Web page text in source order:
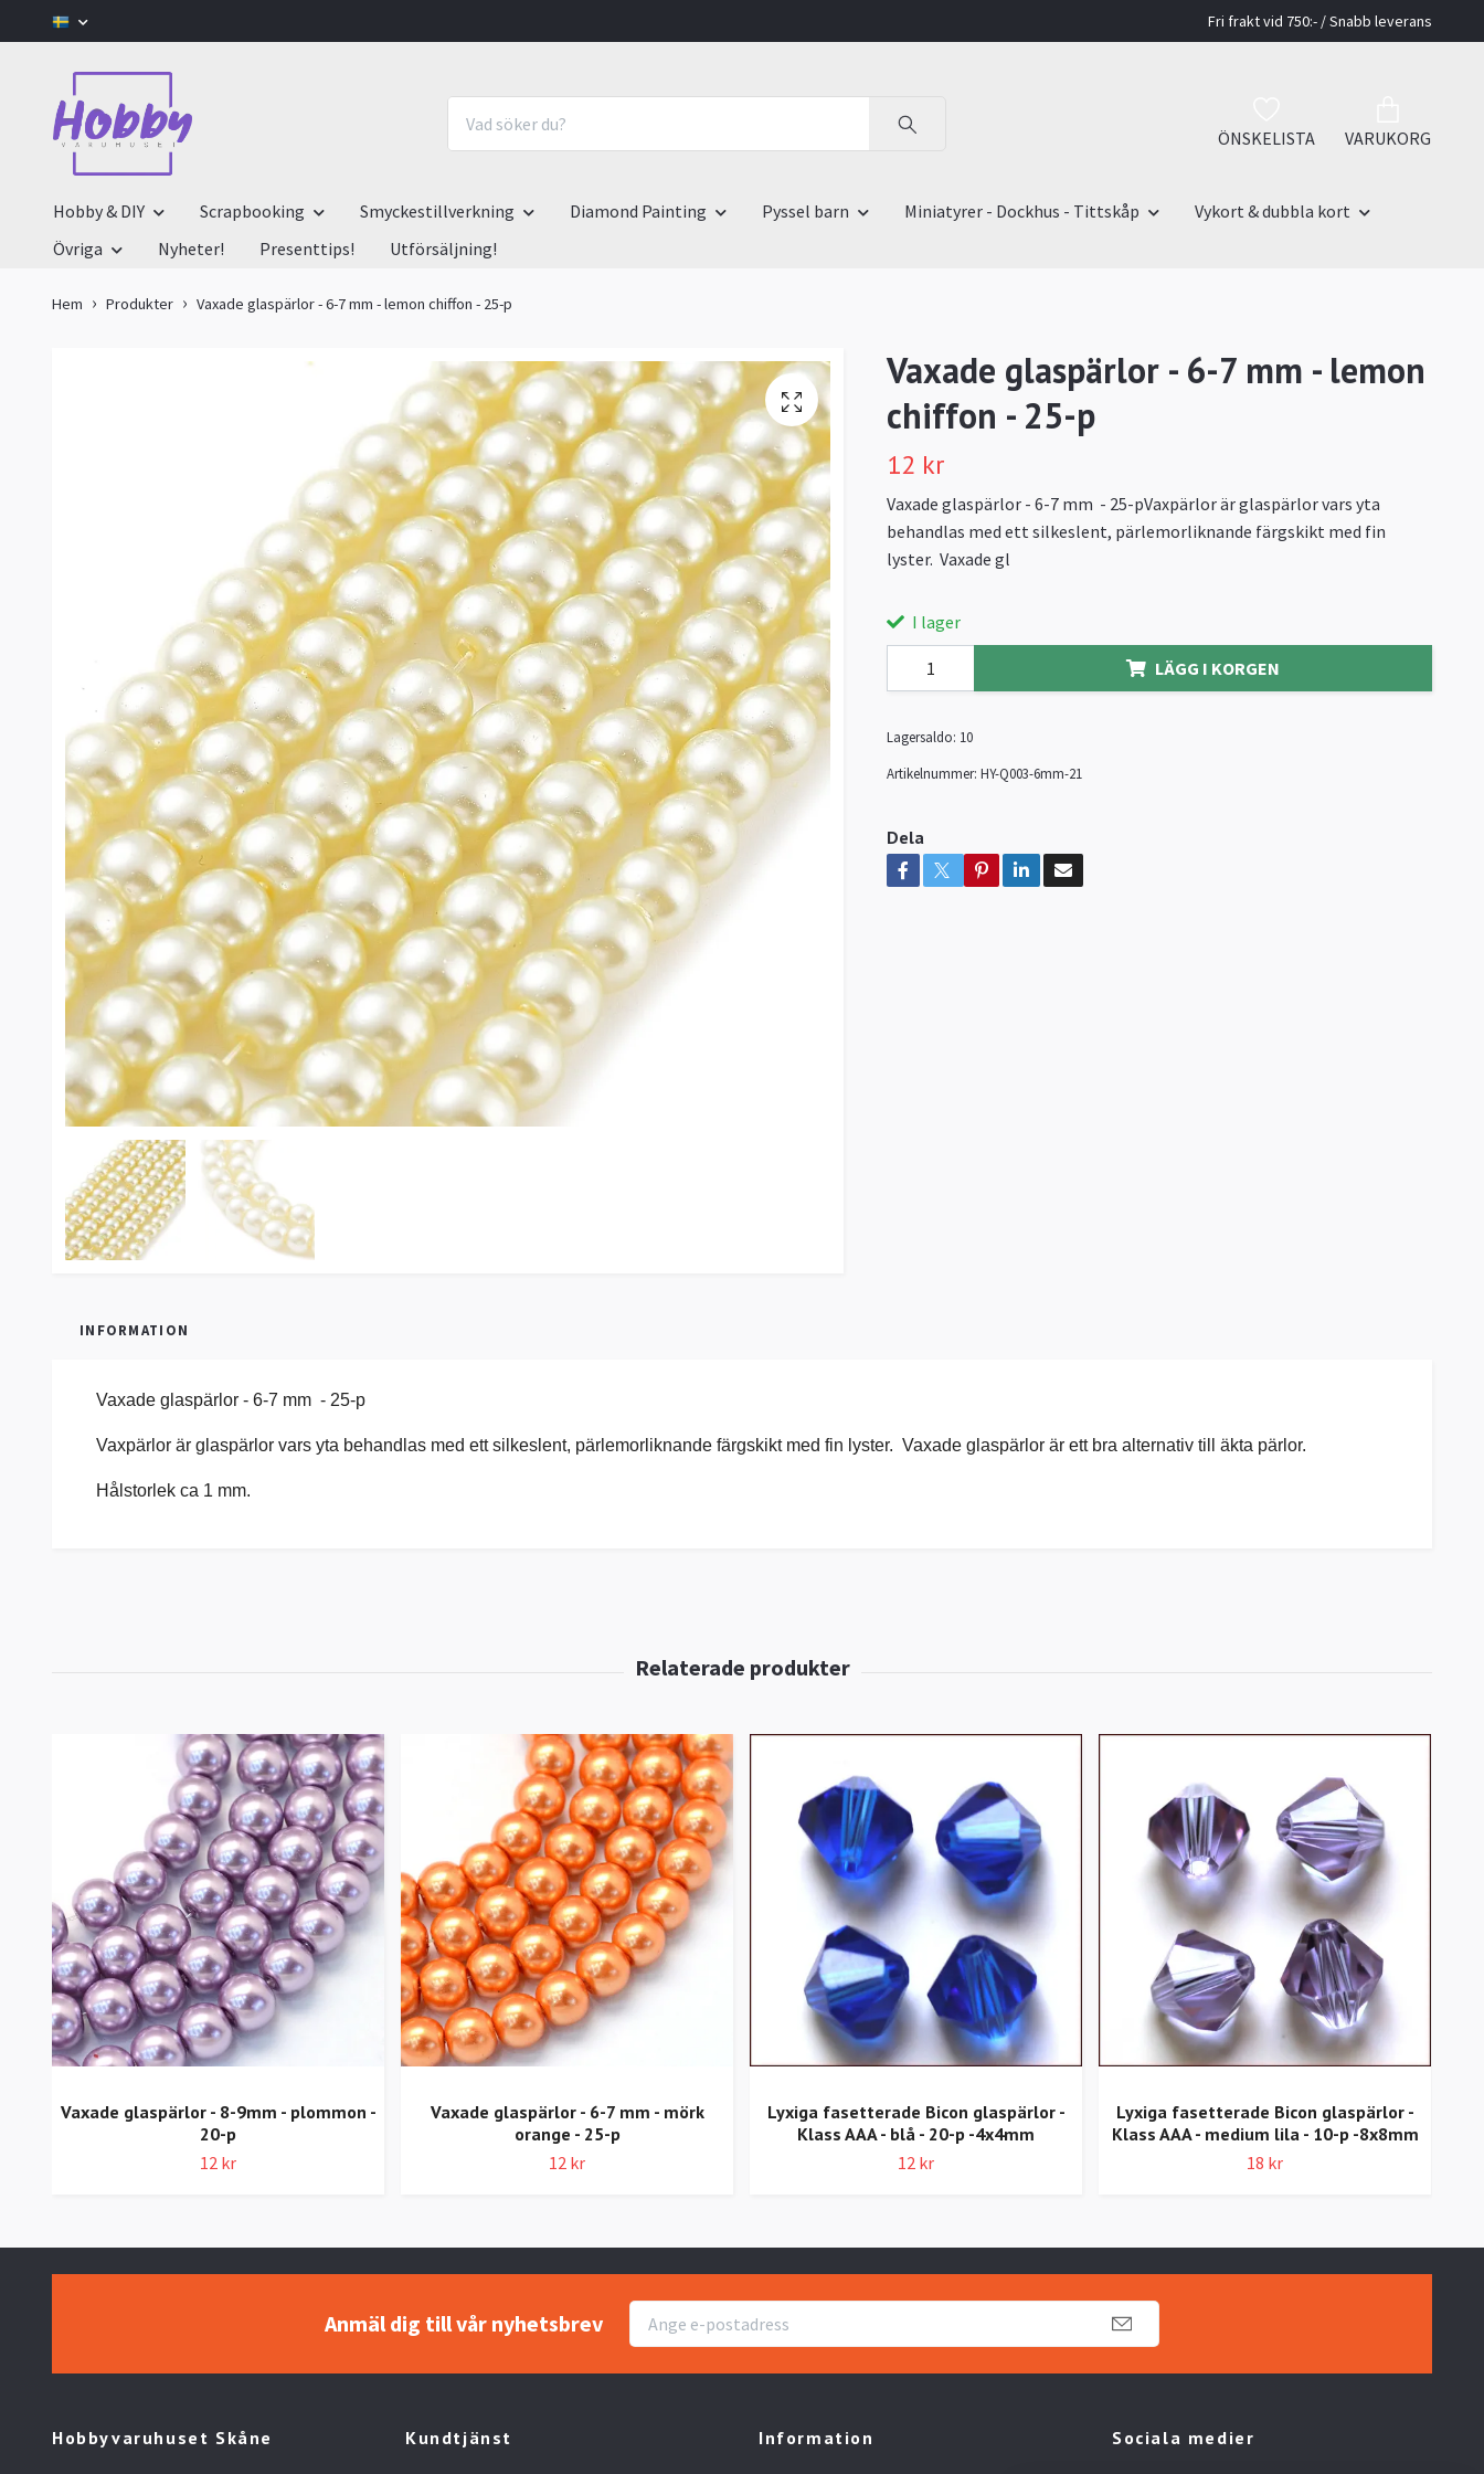
Fri frakt vid 750:- / Snabb leverans
ÖNSKELISTA VARUKORG
Hobby & DIY Scrapbooking Smyckestillverkning Diamond Painting Pyssel barn Miniatyrer - Dockhus - Tittskåp
Vykort & dubbla kort
Övriga
Nyheter! Presenttips! Utförsäljning!
Hem Produkter Vaxade glaspärlor - 6-7 mm - lemon chiffon - 25-p
Vaxade glaspärlor - 6-7 mm - lemon
chiffon - 25-p
12 kr
Vaxade glaspärlor - 6-7 mm - 25-pVaxpärlor är glaspärlor vars yta
behandlas med ett silkeslent, pärlemorliknande färgskikt med fin
lyster. Vaxade gl
I lager
LÄGG I KORGEN
Lagersaldo: 10
Artikelnummer: HY-Q003-6mm-21
Dela
INFORMATION
Vaxade glaspärlor - 6-7 mm - 25-p
Vaxpärlor är glaspärlor vars yta behandlas med ett silkeslent, pärlemorliknande färgskikt med fin lyster. Vaxade glaspärlor är ett bra alternativ till äkta pärlor.
Hålstorlek ca 1 mm.
Vaxade glaspärlor - 8-9mm - plommon -
20-p
12 kr
Vaxade glaspärlor - 6-7 mm - mörk
orange - 25-p
12 kr
Lyxiga fasetterade Bicon glaspärlor -
Klass AAA - blå - 20-p -4x4mm
12 kr
Lyxiga fasetterade Bicon glaspärlor -
Klass AAA - medium lila - 10-p -8x8mm
18 kr
Anmäl dig till vår nyhetsbrev
Hobbyvaruhuset Skåne Kundtjänst Information Sociala medier